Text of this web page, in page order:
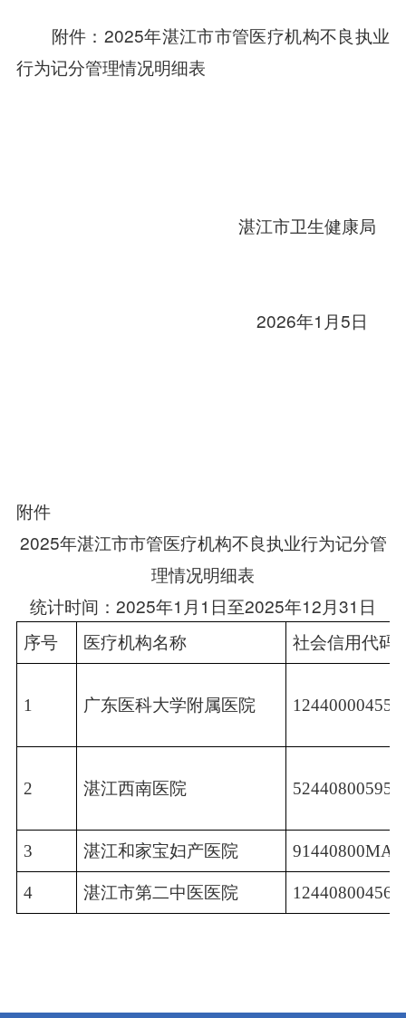
附件：2025年湛江市市管医疗机构不良执业
行为记分管理情况明细表
湛江市卫生健康局
2026年1月5日
附件
2025年湛江市市管医疗机构不良执业行为记分管
理情况明细表
统计时间：2025年1月1日至2025年12月31日
序号 医疗机构名称 社会信用代码
1 广东医科大学附属医院
2 湛江西南医院
3 湛江和家宝妇产医院
4 湛江市第二中医医院